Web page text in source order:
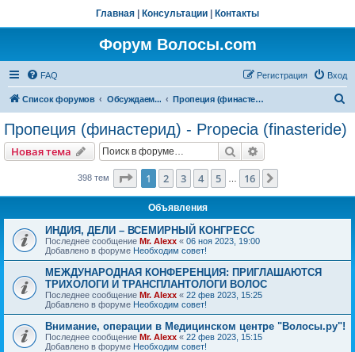
Главная Консультации Контакты
Форум Волосы.com
FAQ Вход
Регистрация
Список форумов Обсуждаем... Пропеция (финастерид) - Propecia (finasteride)
Пропеция (финастерид) - Propecia (finasteride)
Новая тема Поиск
398 тем Страница из 16
1 2 3 4 5 16
Объявления
ИНДИЯ, ДЕЛИ – ВСЕМИРНЫЙ КОНГРЕСС
Последнее сообщение Mr. Alexx « 06 ноя 2023, 19:00
Добавлено в форуме Необходим совет!
МЕЖДУНАРОДНАЯ КОНФЕРЕНЦИЯ: ПРИГЛАШАЮТСЯ
ТРИХОЛОГИ И ТРАНСПЛАНТОЛОГИ ВОЛОС
Последнее сообщение Mr. Alexx « 22 фев 2023, 15:25
Добавлено в форуме Необходим совет!
Внимание, операции в Медицинском центре "Волосы.ру"!
Последнее сообщение Mr. Alexx « 22 фев 2023, 15:15
Добавлено в форуме Необходим совет!